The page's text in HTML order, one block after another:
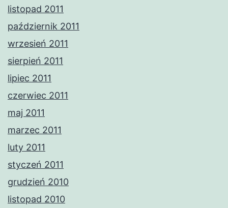
listopad 2011
październik 2011
wrzesień 2011
sierpień 2011
lipiec 2011
czerwiec 2011
maj 2011
marzec 2011
luty 2011
styczeń 2011
grudzień 2010
listopad 2010